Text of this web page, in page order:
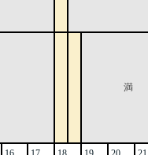
満